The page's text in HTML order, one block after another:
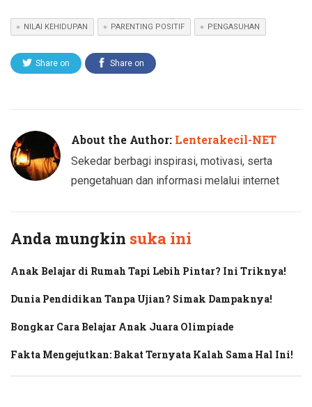
NILAI KEHIDUPAN PARENTING POSITIF PENGASUHAN
Share on Share on
About the Author: Lenterakecil-NET
Sekedar berbagi inspirasi, motivasi, serta
pengetahuan dan informasi melalui internet
Anda mungkin suka ini
Anak Belajar di Rumah Tapi Lebih Pintar? Ini Triknya!
Dunia Pendidikan Tanpa Ujian? Simak Dampaknya!
Bongkar Cara Belajar Anak Juara Olimpiade
Fakta Mengejutkan: Bakat Ternyata Kalah Sama Hal Ini!